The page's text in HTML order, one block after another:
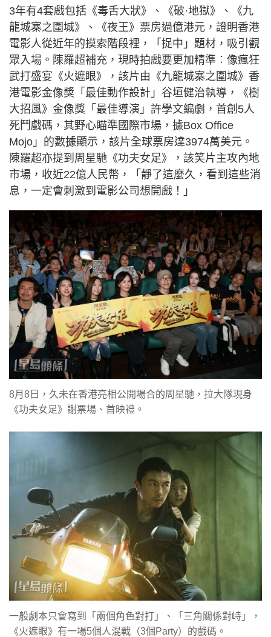
3年有4套戲包括《毒舌大狀》、《破·地獄》、《九
龍城寨之圍城》、《夜王》票房過億港元，證明香港
電影人從近年的摸索階段裡，「捉中」題材，吸引觀
眾入場。陳羅超補充，現時拍戲要更加精準︰像瘋狂
武打盛宴《火遮眼》，該片由《九龍城寨之圍城》香
港電影金像獎「最佳動作設計」谷垣健治執導，《樹
大招風》金像獎「最佳導演」許學文編劇，首創5人
死鬥戲碼，其野心瞄準國際市場，據Box Office
Mojo」的數據顯示，該片全球票房達3974萬美元。
陳羅超亦提到周星馳《功夫女足》，該笑片主攻內地
市場，收近22億人民幣，「靜了這麼久，看到這些消
息，一定會刺激到電影公司想開戲！」
8月8日，久未在香港亮相公開場合的周星馳，拉大隊現身
《功夫女足》謝票場、首映禮。
一般劇本只會寫到「兩個角色對打」、「三角關係對峙」，
《火遮眼》有一場5個人混戰（3個Party）的戲碼。